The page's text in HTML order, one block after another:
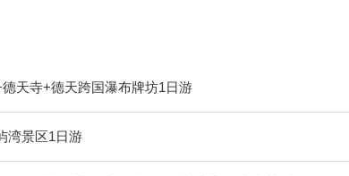
天寺+德天跨国瀑布牌坊1日游
湾景区1日游